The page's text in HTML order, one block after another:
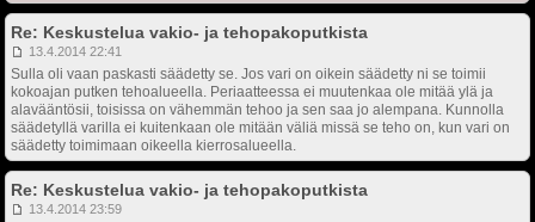
Re: Keskustelua vakio- ja tehopakoputkista
13.4.2014 22:41
Sulla oli vaan paskasti säädetty se. Jos vari on oikein säädetty ni se toimii
kokoajan putken tehoalueella. Periaatteessa ei muutenkaa ole mitää ylä ja
alavääntösii, toisissa on vähemmän tehoo ja sen saa jo alempana. Kunnolla
säädetyllä varilla ei kuitenkaan ole mitään väliä missä se teho on, kun vari on
säädetty toimimaan oikeella kierrosalueella.
Re: Keskustelua vakio- ja tehopakoputkista
13.4.2014 23:59